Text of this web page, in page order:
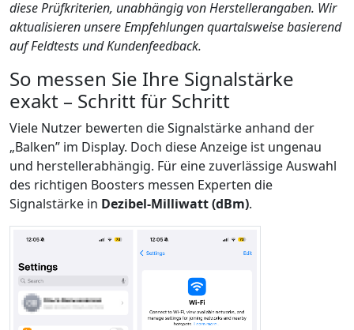
diese Prüfkriterien, unabhängig von Herstellerangaben. Wir
aktualisieren unsere Empfehlungen quartalsweise basierend
auf Feldtests und Kundenfeedback.
So messen Sie Ihre Signalstärke
exakt – Schritt für Schritt
Viele Nutzer bewerten die Signalstärke anhand der
„Balken” im Display. Doch diese Anzeige ist ungenau
und herstellerabhängig. Für eine zuverlässige Auswahl
des richtigen Boosters messen Experten die
Signalstärke in Dezibel-Milliwatt (dBm).